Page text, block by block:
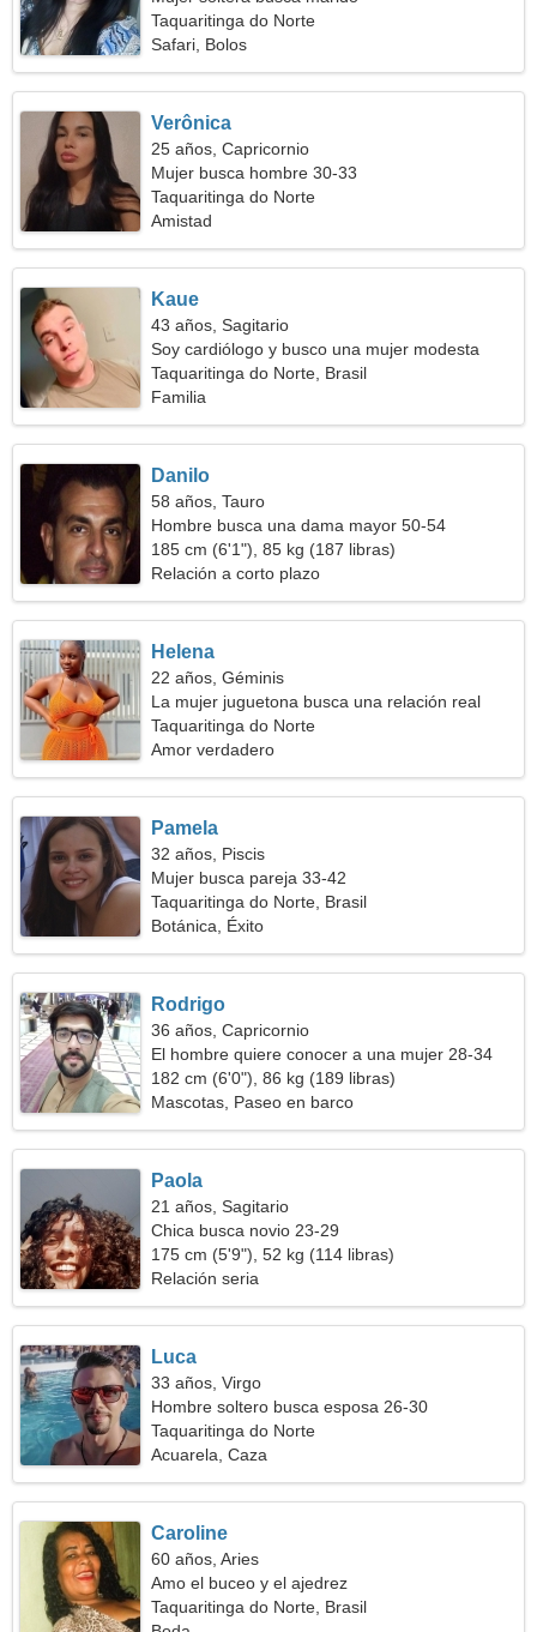
Taquaritinga do Norte
Safari, Bolos
Verônica
25 años, Capricornio
Mujer busca hombre 30-33
Taquaritinga do Norte
Amistad
Kaue
43 años, Sagitario
Soy cardiólogo y busco una mujer modesta
Taquaritinga do Norte, Brasil
Familia
Danilo
58 años, Tauro
Hombre busca una dama mayor 50-54
185 cm (6'1"), 85 kg (187 libras)
Relación a corto plazo
Helena
22 años, Géminis
La mujer juguetona busca una relación real
Taquaritinga do Norte
Amor verdadero
Pamela
32 años, Piscis
Mujer busca pareja 33-42
Taquaritinga do Norte, Brasil
Botánica, Éxito
Rodrigo
36 años, Capricornio
El hombre quiere conocer a una mujer 28-34
182 cm (6'0"), 86 kg (189 libras)
Mascotas, Paseo en barco
Paola
21 años, Sagitario
Chica busca novio 23-29
175 cm (5'9"), 52 kg (114 libras)
Relación seria
Luca
33 años, Virgo
Hombre soltero busca esposa 26-30
Taquaritinga do Norte
Acuarela, Caza
Caroline
60 años, Aries
Amo el buceo y el ajedrez
Taquaritinga do Norte, Brasil